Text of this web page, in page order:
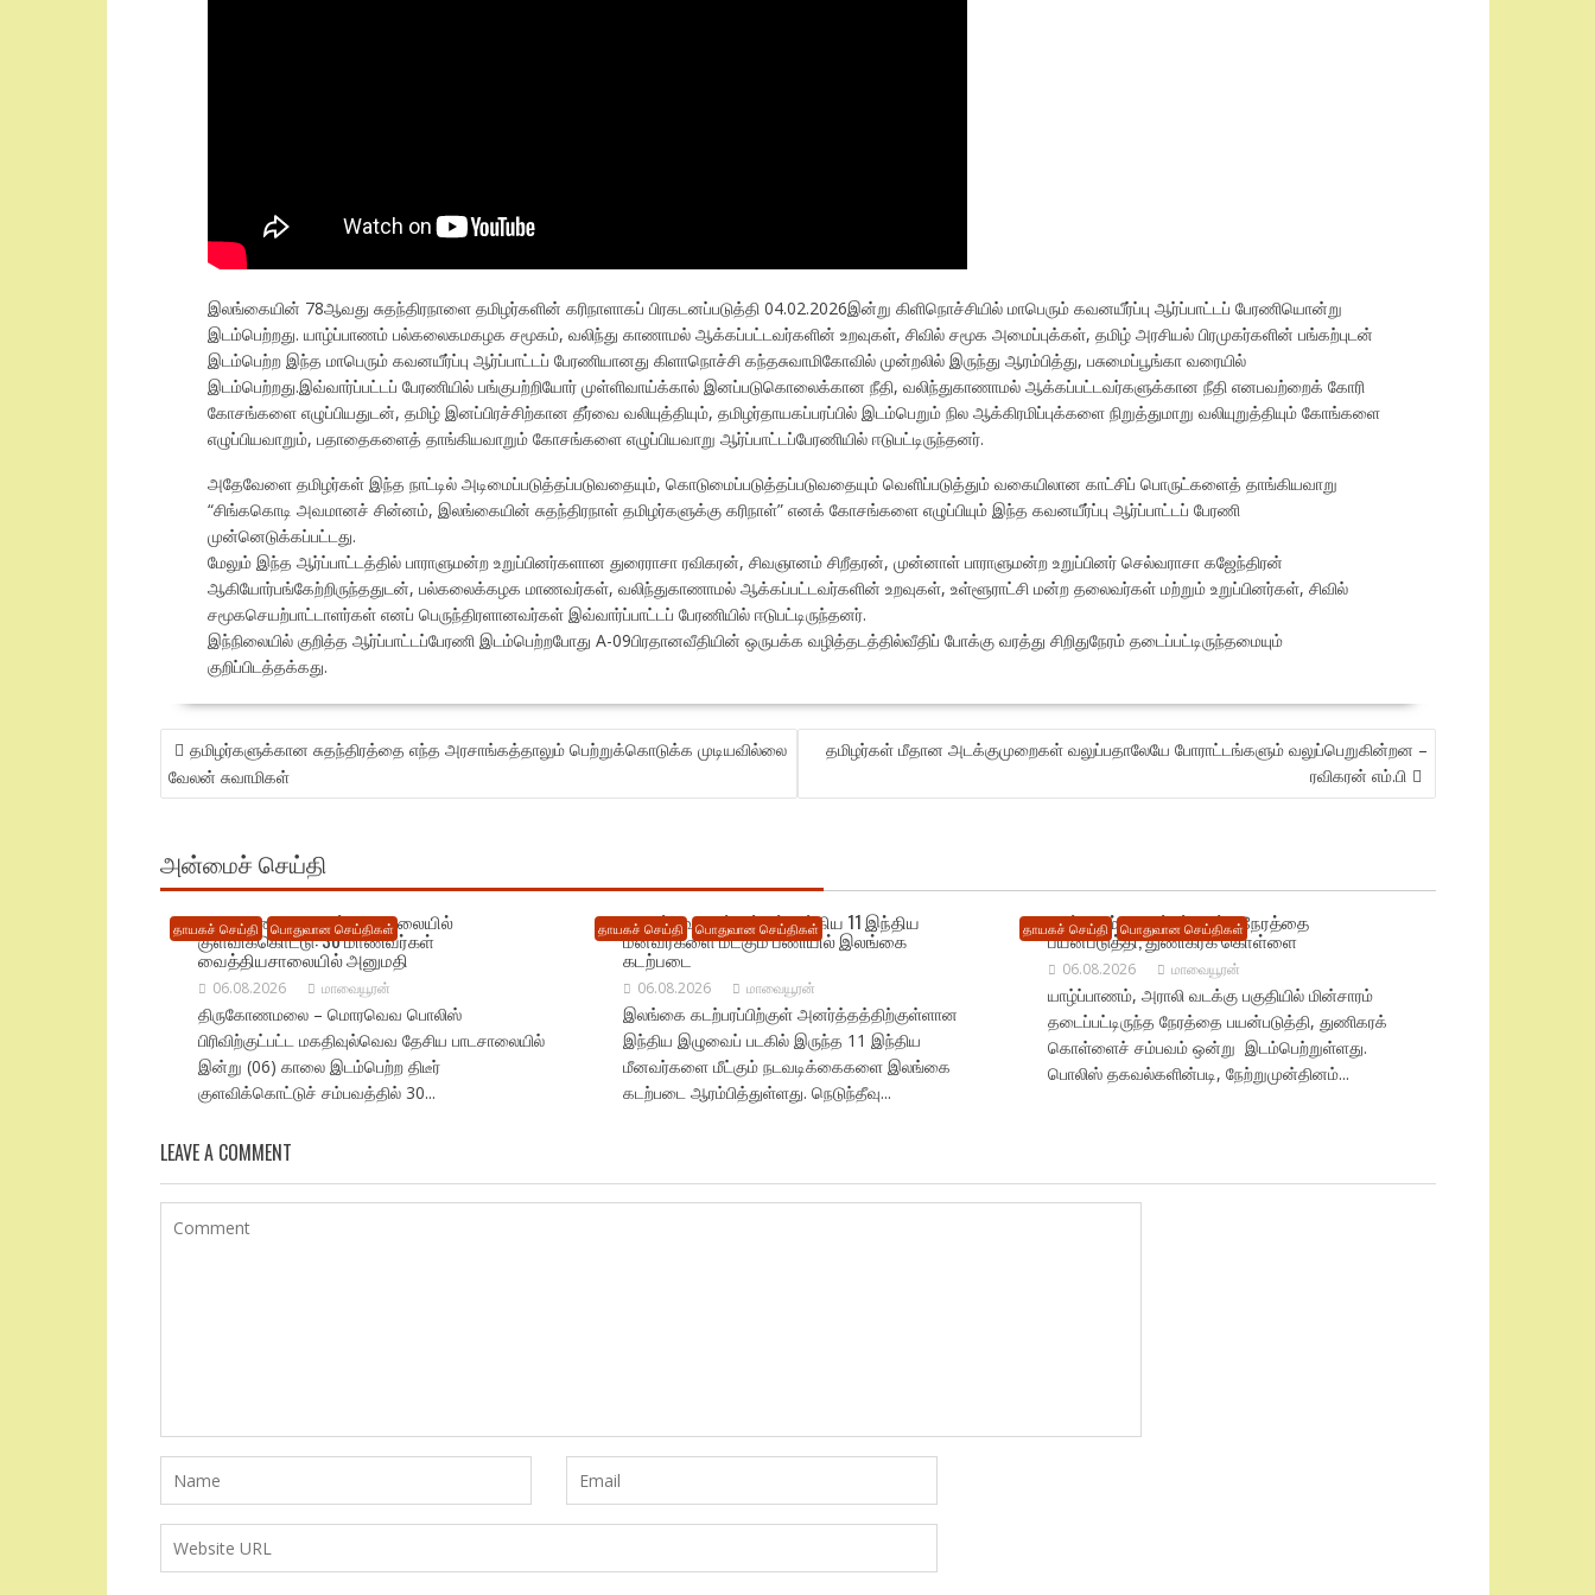
இலங்கையின் 78ஆவது சுதந்திரநாளை தமிழர்களின் கரிநாளாகப் பிரகடனப்படுத்தி 04.02.2026இன்று கிளிநொச்சியில் மாபெரும் கவனயீர்ப்பு ஆர்ப்பாட்டப் பேரணியொன்று
இடம்பெற்றது. யாழ்ப்பாணம் பல்கலைகமகழக சமூகம், வலிந்து காணாமல் ஆக்கப்பட்டவர்களின் உறவுகள், சிவில் சமூக அமைப்புக்கள், தமிழ் அரசியல் பிரமுகர்களின் பங்கற்புடன்
இடம்பெற்ற இந்த மாபெரும் கவனயீர்ப்பு ஆர்ப்பாட்டப் பேரணியானது கிளாநொச்சி கந்தசுவாமிகோவில் முன்றலில் இருந்து ஆரம்பித்து, பசுமைப்பூங்கா வரையில்
இடம்பெற்றது.இவ்வார்ப்பட்டப் பேரணியில் பங்குபற்றியோர் முள்ளிவாய்க்கால் இனப்படுகொலைக்கான நீதி, வலிந்துகாணாமல் ஆக்கப்பட்டவர்களுக்கான நீதி எனபவற்றைக் கோரி
கோசங்களை எழுப்பியதுடன், தமிழ் இனப்பிரச்சிற்கான தீர்வை வலியுத்தியும், தமிழர்தாயகப்பரப்பில் இடம்பெறும் நில ஆக்கிரமிப்புக்களை நிறுத்துமாறு வலியுறுத்தியும் கோங்களை
எழுப்பியவாறும், பதாதைகளைத் தாங்கியவாறும் கோசங்களை எழுப்பியவாறு ஆர்ப்பாட்டப்பேரணியில் ஈடுபட்டிருந்தனர்.
அதேவேளை தமிழர்கள் இந்த நாட்டில் அடிமைப்படுத்தப்படுவதையும், கொடுமைப்படுத்தப்படுவதையும் வெளிப்படுத்தும் வகையிலான காட்சிப் பொருட்களைத் தாங்கியவாறு
“சிங்ககொடி அவமானச் சின்னம், இலங்கையின் சுதந்திரநாள் தமிழர்களுக்கு கரிநாள்” எனக் கோசங்களை எழுப்பியும் இந்த கவனயீர்ப்பு ஆர்ப்பாட்டப் பேரணி
முன்னெடுக்கப்பட்டது.
மேலும் இந்த ஆர்ப்பாட்டத்தில் பாராளுமன்ற உறுப்பினர்களான துரைராசா ரவிகரன், சிவஞானம் சிறீதரன், முன்னாள் பாராளுமன்ற உறுப்பினர் செல்வராசா கஜேந்திரன்
ஆகியோர்பங்கேற்றிருந்ததுடன், பல்கலைக்கழக மாணவர்கள், வலிந்துகாணாமல் ஆக்கப்பட்டவர்களின் உறவுகள், உள்ளூராட்சி மன்ற தலைவர்கள் மற்றும் உறுப்பினர்கள், சிவில்
சமூகசெயற்பாட்டாளர்கள் எனப் பெருந்திரளானவர்கள் இவ்வார்ப்பாட்டப் பேரணியில் ஈடுபட்டிருந்தனர்.
இந்நிலையில் குறித்த ஆர்ப்பாட்டப்பேரணி இடம்பெற்றபோது A-09பிரதானவீதியின் ஒருபக்க வழித்தடத்தில்வீதிப் போக்கு வரத்து சிறிதுநேரம் தடைப்பட்டிருந்தமையும்
குறிப்பிடத்தக்கது.
POST
NAVIGATION
தமிழர்களுக்கான சுதந்திரத்தை எந்த அரசாங்கத்தாலும் பெற்றுக்கொடுக்க முடியவில்லை
வேலன் சுவாமிகள்
தமிழர்கள் மீதான அடக்குமுறைகள் வலுப்பதாலேயே போராட்டங்களும் வலுப்பெறுகின்றன –
ரவிகரன் எம்.பி
அன்மைச் செய்தி
தாயகச் செய்தி பொதுவான செய்திகள்
திருகோணமலையில் பாடசாலையில்
குளவிக்கொட்டு: 30 மாணவர்கள்
வைத்தியசாலையில் அனுமதி
06.08.2026 மாவையூரன்
திருகோணமலை – மொரவெவ பொலிஸ்
பிரிவிற்குட்பட்ட மகதிவுல்வெவ தேசிய பாடசாலையில்
இன்று (06) காலை இடம்பெற்ற திடீர்
குளவிக்கொட்டுச் சம்பவத்தில் 30...
தாயகச் செய்தி பொதுவான செய்திகள்
நெடுந்தீவு கடற்பரப்பில் சிக்கிய 11 இந்திய
மீனவர்களை மீட்கும் பணியில் இலங்கை
கடற்படை
06.08.2026 மாவையூரன்
இலங்கை கடற்பரப்பிற்குள் அனர்த்தத்திற்குள்ளான
இந்திய இழுவைப் படகில் இருந்த 11 இந்திய
மீனவர்களை மீட்கும் நடவடிக்கைகளை இலங்கை
கடற்படை ஆரம்பித்துள்ளது. நெடுந்தீவு...
தாயகச் செய்தி பொதுவான செய்திகள்
மின்சாரம் தடைப்பட்டிருந்த நேரத்தை
பயன்படுத்தி, துணிகரக் கொள்ளை
06.08.2026 மாவையூரன்
யாழ்ப்பாணம், அராலி வடக்கு பகுதியில் மின்சாரம்
தடைப்பட்டிருந்த நேரத்தை பயன்படுத்தி, துணிகரக்
கொள்ளைச் சம்பவம் ஒன்று இடம்பெற்றுள்ளது.
பொலிஸ் தகவல்களின்படி, நேற்றுமுன்தினம்...
LEAVE A COMMENT